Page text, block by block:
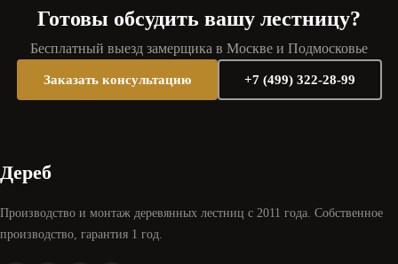
Готовы обсудить вашу лестницу?
Бесплатный выезд замерщика в Москве и Подмосковье
Заказать консультацию +7 (499) 322-28-99
Дереб
Производство и монтаж деревянных лестниц с 2011 года. Собственное
производство, гарантия 1 год.